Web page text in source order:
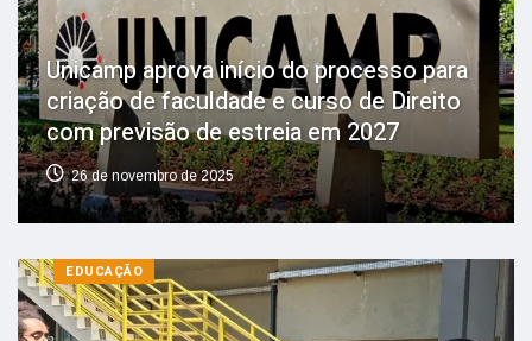
Unicamp aprova início do processo para
criação de faculdade e curso de Direito
com previsão de estreia em 2027
26 de novembro de 2025
EDUCAÇÃO